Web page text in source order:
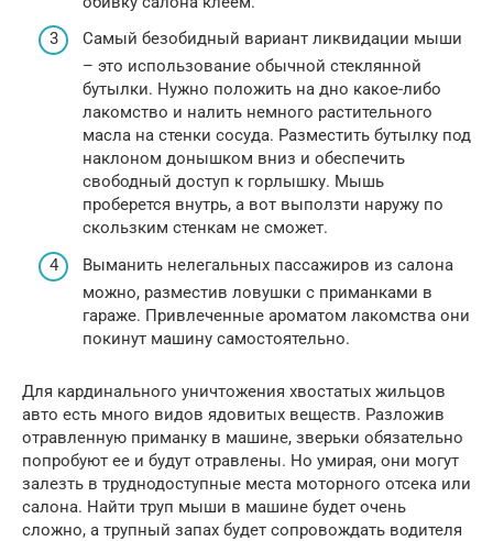
Самый безобидный вариант ликвидации мыши
– это использование обычной стеклянной
бутылки. Нужно положить на дно какое-либо
лакомство и налить немного растительного
масла на стенки сосуда. Разместить бутылку под
наклоном донышком вниз и обеспечить
свободный доступ к горлышку. Мышь
проберется внутрь, а вот выползти наружу по
скользким стенкам не сможет.
Выманить нелегальных пассажиров из салона
можно, разместив ловушки с приманками в
гараже. Привлеченные ароматом лакомства они
покинут машину самостоятельно.
Для кардинального уничтожения хвостатых жильцов
авто есть много видов ядовитых веществ. Разложив
отравленную приманку в машине, зверьки обязательно
попробуют ее и будут отравлены. Но умирая, они могут
залезть в труднодоступные места моторного отсека или
салона. Найти труп мыши в машине будет очень
сложно, а трупный запах будет сопровождать водителя